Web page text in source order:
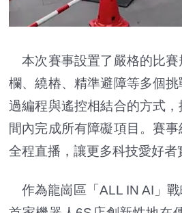
本次賽事設置了嚴格的比賽
欄、繞樁、精準避障等多個
過編程與遙控相結合的方式
間內完成所有障礙項目。賽
全程直播，讓更多科技愛好者
作為龍崗區「ALL IN AI」